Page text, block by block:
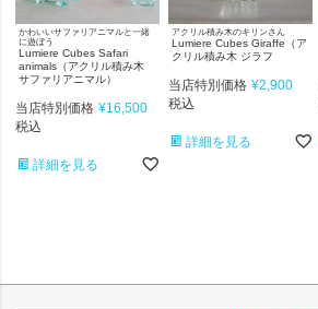
かわいいサファリアニマルと一緒
に遊ぼう
Lumiere Cubes Safari
animals（アクリル積み木
サファリアニマル）
当店特別価格 ¥16,500
税込
詳細を見る
アクリル積み木のキリンさん
Lumiere Cubes Giraffe（ア
クリル積み木 ジラフ
当店特別価格 ¥2,900
税込
詳細を見る